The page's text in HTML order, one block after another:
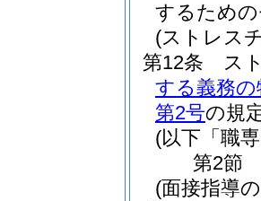
するため
(ストレス
第12条
ス
する義務
第2号の規
(以下「職
第2節
(面接指導